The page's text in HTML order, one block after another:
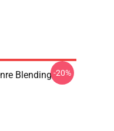
Blending-20%